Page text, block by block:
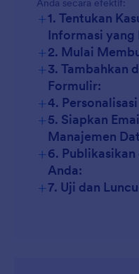
Anda secara efektif:
+1. Tentukan
Informasi yang
+2. Mulai
+3. Tambahkan
Formulir:
+4.
+5. Siapkan
Manajemen
+6.
Anda:
+7. Uji dan